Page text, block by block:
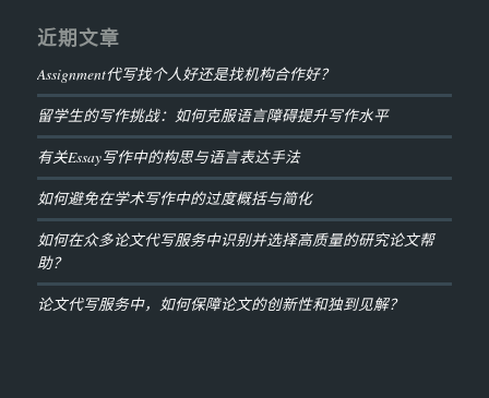
近期文章
Assignment代写找个人好还是找机构合作好？
留学生的写作挑战：如何克服语言障碍提升写作水平
有关Essay写作中的构思与语言表达手法
如何避免在学术写作中的过度概括与简化
如何在众多论文代写服务中识别并选择高质量的研究论文帮
助？
论文代写服务中，如何保障论文的创新性和独到见解？